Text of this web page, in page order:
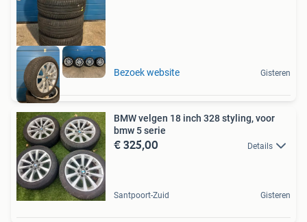
Bezoek website Gisteren
BMW velgen 18 inch 328 styling, voor
bmw 5 serie
€ 325,00 Details
Santpoort-Zuid Gisteren